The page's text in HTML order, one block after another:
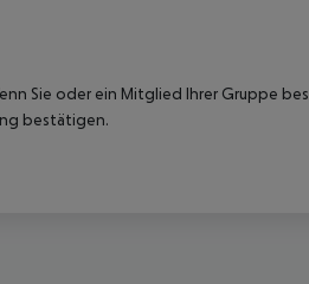
Sie oder ein Mitglied Ihrer Gruppe
bestätigen.